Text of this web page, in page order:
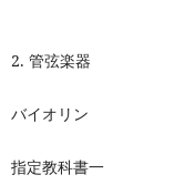
2. 管弦楽器
バイオリン
指定教科書一